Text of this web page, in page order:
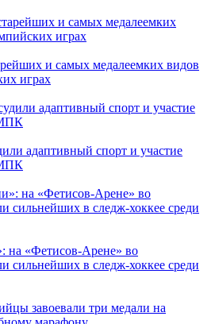
и самых медалеемких видов
играх
адаптивный спорт и участие
МПК
на «Фетисов-Арене» во
сильнейших в следж-хоккее среди